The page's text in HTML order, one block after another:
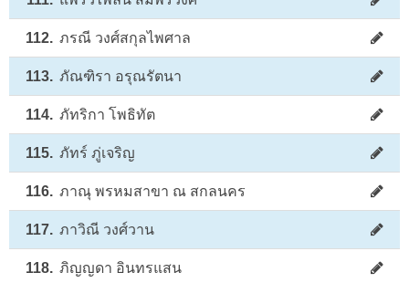
112. ภรณี วงศ์สกุลไพศาล
113. ภัณฑิรา อรุณรัตนา
114. ภัทริกา โพธิทัต
115. ภัทร์ ภู่เจริญ
116. ภาณุ พรหมสาขา ณ สกลนคร
117. ภาวิณี วงศ์วาน
118. ภิญญดา อินทรแสน